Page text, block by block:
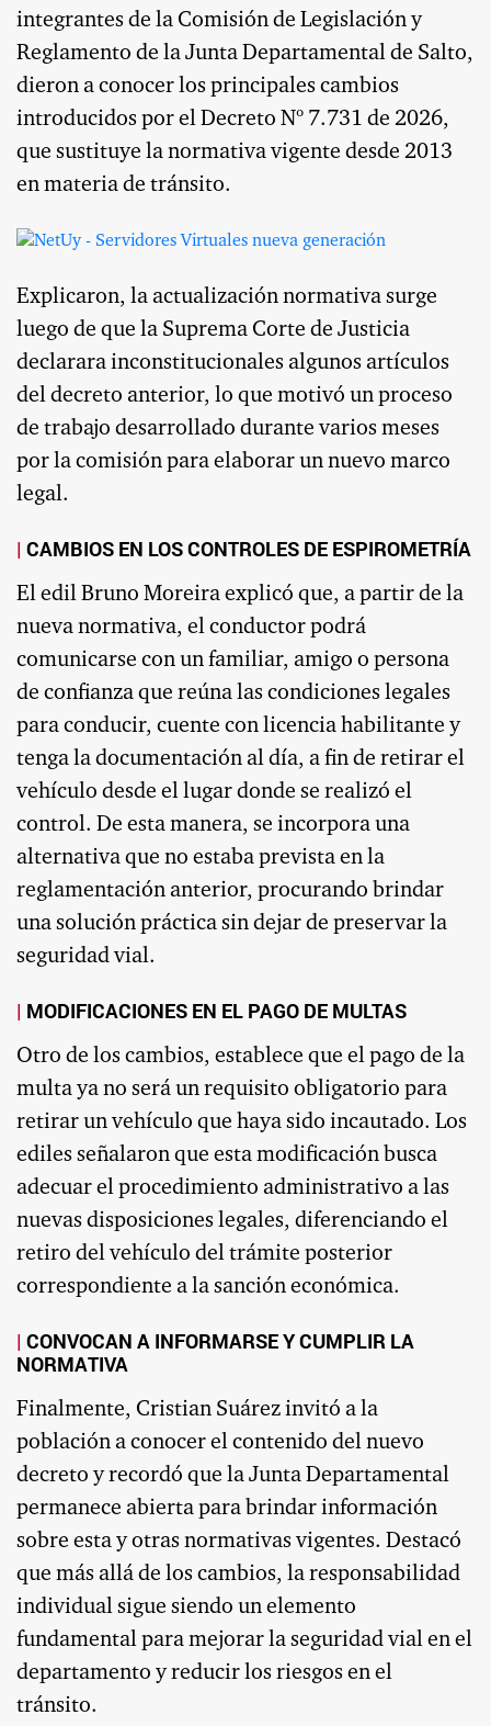
integrantes de la Comisión de Legislación y
Reglamento de la Junta Departamental de Salto,
dieron a conocer los principales cambios
introducidos por el Decreto Nº 7.731 de 2026,
que sustituye la normativa vigente desde 2013
en materia de tránsito.
Explicaron, la actualización normativa surge
luego de que la Suprema Corte de Justicia
declarara inconstitucionales algunos artículos
del decreto anterior, lo que motivó un proceso
de trabajo desarrollado durante varios meses
por la comisión para elaborar un nuevo marco
legal.
CAMBIOS EN LOS CONTROLES DE ESPIROMETRÍA
El edil Bruno Moreira explicó que, a partir de la
nueva normativa, el conductor podrá
comunicarse con un familiar, amigo o persona
de confianza que reúna las condiciones legales
para conducir, cuente con licencia habilitante y
tenga la documentación al día, a fin de retirar el
vehículo desde el lugar donde se realizó el
control. De esta manera, se incorpora una
alternativa que no estaba prevista en la
reglamentación anterior, procurando brindar
una solución práctica sin dejar de preservar la
seguridad vial.
MODIFICACIONES EN EL PAGO DE MULTAS
Otro de los cambios, establece que el pago de la
multa ya no será un requisito obligatorio para
retirar un vehículo que haya sido incautado. Los
ediles señalaron que esta modificación busca
adecuar el procedimiento administrativo a las
nuevas disposiciones legales, diferenciando el
retiro del vehículo del trámite posterior
correspondiente a la sanción económica.
CONVOCAN A INFORMARSE Y CUMPLIR LA
NORMATIVA
Finalmente, Cristian Suárez invitó a la
población a conocer el contenido del nuevo
decreto y recordó que la Junta Departamental
permanece abierta para brindar información
sobre esta y otras normativas vigentes. Destacó
que más allá de los cambios, la responsabilidad
individual sigue siendo un elemento
fundamental para mejorar la seguridad vial en el
departamento y reducir los riesgos en el
tránsito.